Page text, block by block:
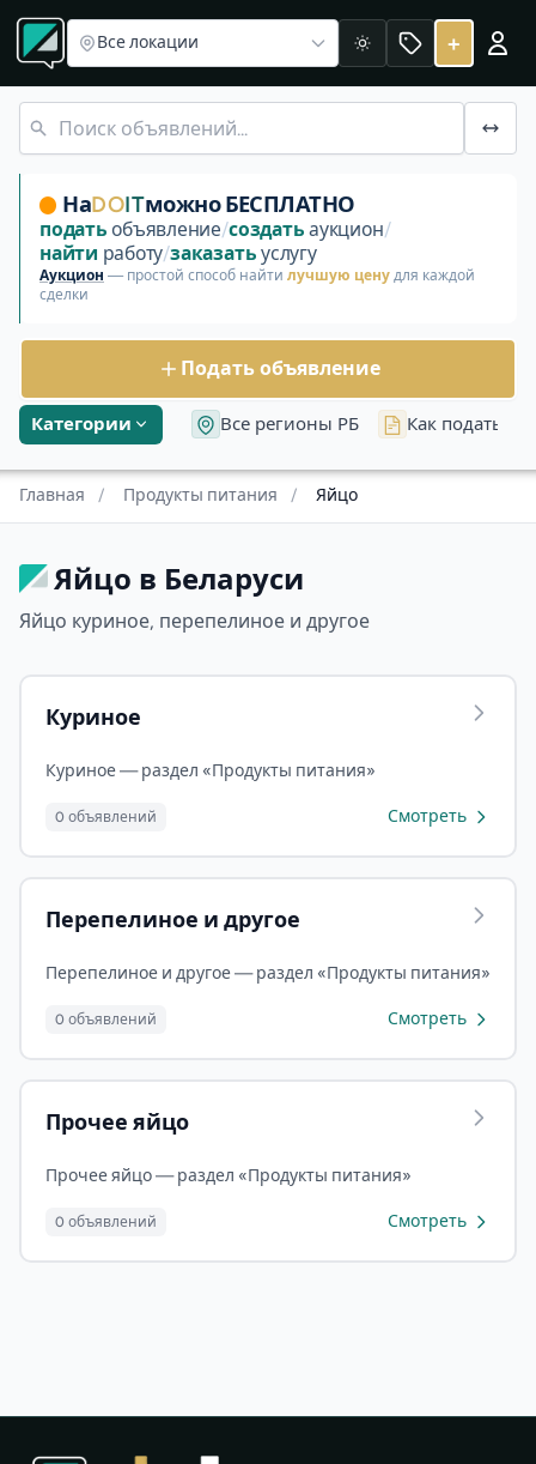
Яйцо в Беларуси
Яйцо куриное, перепелиное и другое Пока нет
Все локации Светлая +
Категории Все регионы РБ Как подать
НаDOITможно БЕСПЛАТНО
подать объявление/создать аукцион/
найти работу/заказать услугу
Аукцион — простой способ найти лучшую цену для каждой
сделки
Подать объявление
Главная / Продукты питания / Яйцо
Яйцо в Беларуси
Яйцо куриное, перепелиное и другое
Куриное
Куриное — раздел «Продукты питания»
0 объявлений Смотреть
Перепелиное и другое
Перепелиное и другое — раздел «Продукты питания»
0 объявлений Смотреть
Прочее яйцо
Прочее яйцо — раздел «Продукты питания»
0 объявлений Смотреть